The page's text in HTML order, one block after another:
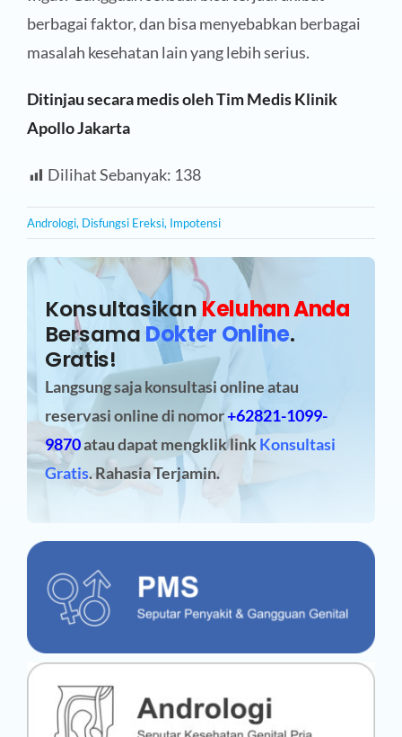
berbagai faktor, dan bisa menyebabkan berbagai
masalah kesehatan lain yang lebih serius.
Ditinjau secara medis oleh Tim Medis Klinik
Apollo Jakarta
Dilihat Sebanyak: 138
Andrologi, Disfungsi Ereksi, Impotensi
Konsultasikan Keluhan Anda
BersamaDokter Online.
Gratis!
Langsung saja konsultasi online atau
reservasi onlinedi nomor+62821-1099-
9870atau dapat mengklik linkKonsultasi
Gratis. Rahasia Terjamin.